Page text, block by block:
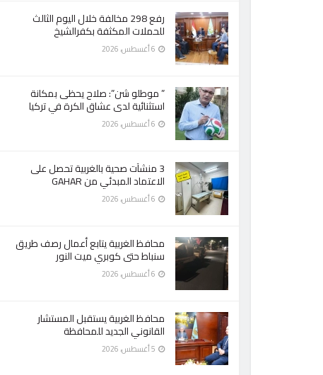
رفع 298 مخالفة خلال اليوم الثالث
للحملات المكثفة بكفرالشيخ
” موطلو شن”: صلاح يحظى بمكانة
استثنائية لدى عشاق الكرة في تركيا
3 منشآت صحية بالغربية تحصل على
الاعتماد المبدئي من GAHAR
محافظ الغربية يتابع أعمال رصف طريق
سنباط حتى كوبري ميت النور
محافظ الغربية يستقبل المستشار
القانوني الجديد للمحافظة